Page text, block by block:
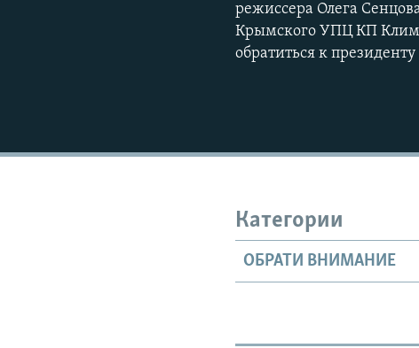
режиссера Олега
Крымского УПЦ КП
обратиться к
Категории
ОБРАТИ ВНИМАНИЕ